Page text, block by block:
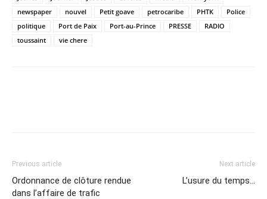
newspaper
nouvel Petit goave petrocaribe PHTK
Police
politique
Port de Paix Port-au-Prince PRESSE
RADIO
toussaint
vie chere
Previous article
Ordonnance de clôture rendue
dans l’affaire de trafic
Next article
L’usure du temps…